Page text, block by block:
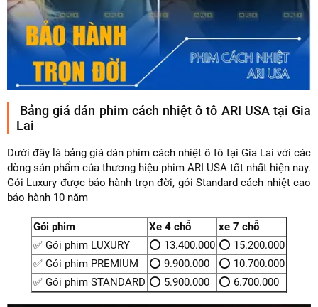
Bảng giá dán phim cách nhiệt ô tô ARI USA tại Gia
Lai
Dưới đây là bảng giá dán phim cách nhiệt ô tô tại Gia Lai với các
dòng sản phẩm của thương hiệu phim ARI USA tốt nhất hiện nay.
Gói Luxury được bảo hành trọn đời, gói Standard cách nhiệt cao
bảo hành 10 năm
Gói phim Xe 4 chỗ
xe 7 chỗ
✅ Gói phim LUXURY
⭕ 13.400.000 ⭕ 15.200.000
✅ Gói phim PREMIUM
⭕ 9.900.000
⭕ 10.700.000
✅ Gói phim STANDARD ⭕ 5.900.000 ⭕ 6.700.000